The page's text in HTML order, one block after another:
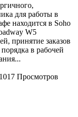
для работы в
находится в Soho
W5
принятие заказов
в рабочей
1017 Просмотров